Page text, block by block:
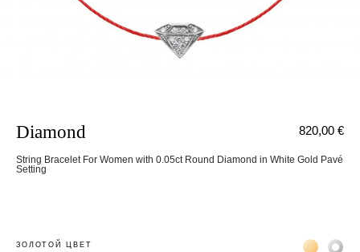
Diamond
String Bracelet For Women with 0.05ct Round Diamond in White Gold Pavé
Setting
820,00 €
ЗОЛОТОЙ ЦВЕТ Жёлтое